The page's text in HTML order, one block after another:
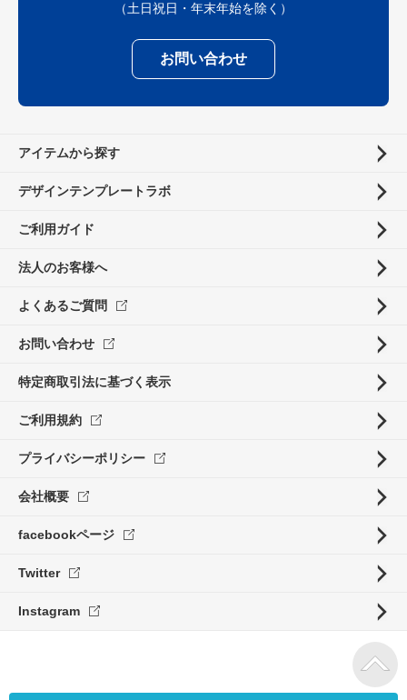
（土日祝日・年末年始を除く）
お問い合わせ
アイテムから探す
デザインテンプレートラボ
ご利用ガイド
法人のお客様へ
よくあるご質問
お問い合わせ
特定商取引法に基づく表示
ご利用規約
プライバシーポリシー
会社概要
facebookページ
Twitter
Instagram